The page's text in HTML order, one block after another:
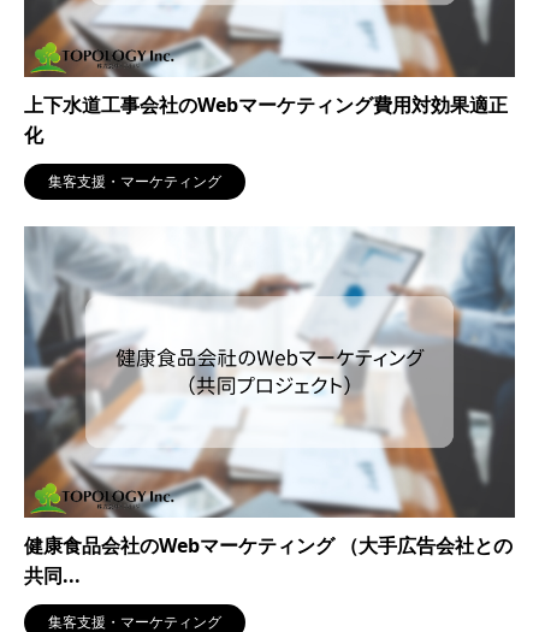
上下水道工事会社のWebマーケティング費用対効果適正
化
集客支援・マーケティング
健康食品会社のWebマーケティング （大手広告会社との
共同...
集客支援・マーケティング